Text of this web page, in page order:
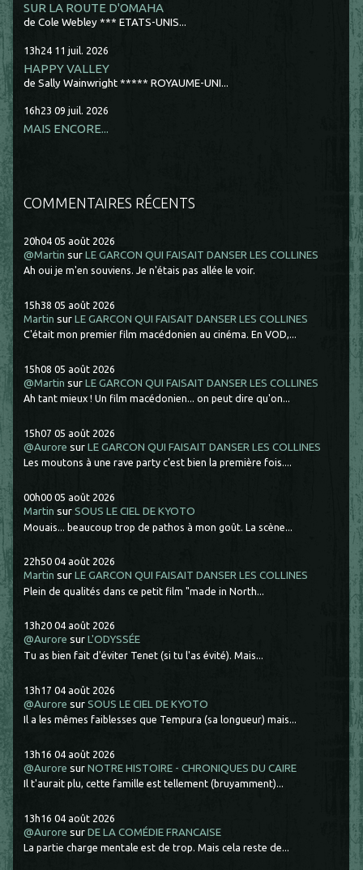
SUR LA ROUTE D'OMAHA
de Cole Webley *** ETATS-UNIS...
13h24 11 juil. 2026
HAPPY VALLEY
de Sally Wainwright ***** ROYAUME-UNI...
16h23 09 juil. 2026
MAIS ENCORE...
COMMENTAIRES RÉCENTS
20h04 05 août 2026
@Martin surLE GARCON QUI FAISAIT DANSER LES COLLINES
Ah oui je m'en souviens. Je n'étais pas allée le voir.
15h38 05 août 2026
Martin surLE GARCON QUI FAISAIT DANSER LES COLLINES
C'était mon premier film macédonien au cinéma. En VOD,...
15h08 05 août 2026
@Martin surLE GARCON QUI FAISAIT DANSER LES COLLINES
Ah tant mieux ! Un film macédonien... on peut dire qu'on...
15h07 05 août 2026
@Aurore surLE GARCON QUI FAISAIT DANSER LES COLLINES
Les moutons à une rave party c'est bien la première fois....
00h00 05 août 2026
Martin surSOUS LE CIEL DE KYOTO
Mouais... beaucoup trop de pathos à mon goût. La scène...
22h50 04 août 2026
Martin surLE GARCON QUI FAISAIT DANSER LES COLLINES
Plein de qualités dans ce petit film "made in North...
13h20 04 août 2026
@Aurore surL'ODYSSÉE
Tu as bien fait d'éviter Tenet (si tu l'as évité). Mais...
13h17 04 août 2026
@Aurore surSOUS LE CIEL DE KYOTO
Il a les mêmes faiblesses que Tempura (sa longueur) mais...
13h16 04 août 2026
@Aurore surNOTRE HISTOIRE - CHRONIQUES DU CAIRE
Il t'aurait plu, cette famille est tellement (bruyamment)...
13h16 04 août 2026
@Aurore surDE LA COMÉDIE FRANCAISE
La partie charge mentale est de trop. Mais cela reste de...